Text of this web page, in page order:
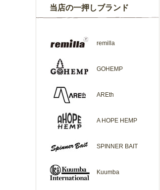
当店の一押しブランド
remilla
GOHEMP
AREth
A HOPE HEMP
SPINNER BAIT
Kuumba